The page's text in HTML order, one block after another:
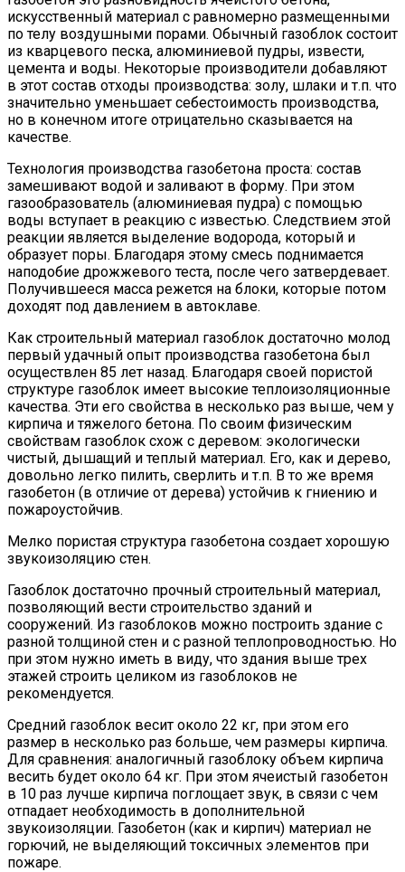
искусственный материал с равномерно размещенными
по телу воздушными порами. Обычный газоблок состоит
из кварцевого песка, алюминиевой пудры, извести,
цемента и воды. Некоторые производители добавляют
в этот состав отходы производства: золу, шлаки и т.п. что
значительно уменьшает себестоимость производства,
но в конечном итоге отрицательно сказывается на
качестве.
Технология производства газобетона проста: состав
замешивают водой и заливают в форму. При этом
газообразователь (алюминиевая пудра) с помощью
воды вступает в реакцию с известью. Следствием этой
реакции является выделение водорода, который и
образует поры. Благодаря этому смесь поднимается
наподобие дрожжевого теста, после чего затвердевает.
Получившееся масса режется на блоки, которые потом
доходят под давлением в автоклаве.
Как строительный материал газоблок достаточно молод
первый удачный опыт производства газобетона был
осуществлен 85 лет назад. Благодаря своей пористой
структуре газоблок имеет высокие теплоизоляционные
качества. Эти его свойства в несколько раз выше, чем у
кирпича и тяжелого бетона. По своим физическим
свойствам газоблок схож с деревом: экологически
чистый, дышащий и теплый материал. Его, как и дерево,
довольно легко пилить, сверлить и т.п. В то же время
газобетон (в отличие от дерева) устойчив к гниению и
пожароустойчив.
Мелко пористая структура газобетона создает хорошую
звукоизоляцию стен.
Газоблок достаточно прочный строительный материал,
позволяющий вести строительство зданий и
сооружений. Из газоблоков можно построить здание с
разной толщиной стен и с разной теплопроводностью. Но
при этом нужно иметь в виду, что здания выше трех
этажей строить целиком из газоблоков не
рекомендуется.
Средний газоблок весит около 22 кг, при этом его
размер в несколько раз больше, чем размеры кирпича.
Для сравнения: аналогичный газоблоку объем кирпича
весить будет около 64 кг. При этом ячеистый газобетон
в 10 раз лучше кирпича поглощает звук, в связи с чем
отпадает необходимость в дополнительной
звукоизоляции. Газобетон (как и кирпич) материал не
горючий, не выделяющий токсичных элементов при
пожаре.